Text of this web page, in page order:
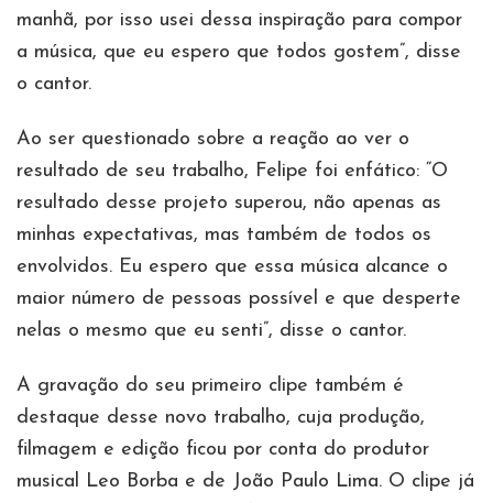
manhã, por isso usei dessa inspiração para compor
a música, que eu espero que todos gostem”, disse
o cantor.
Ao ser questionado sobre a reação ao ver o
resultado de seu trabalho, Felipe foi enfático: “O
resultado desse projeto superou, não apenas as
minhas expectativas, mas também de todos os
envolvidos. Eu espero que essa música alcance o
maior número de pessoas possível e que desperte
nelas o mesmo que eu senti”, disse o cantor.
A gravação do seu primeiro clipe também é
destaque desse novo trabalho, cuja produção,
filmagem e edição ficou por conta do produtor
musical Leo Borba e de João Paulo Lima. O clipe já